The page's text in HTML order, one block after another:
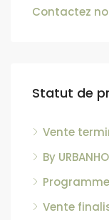
Contactez
Statut de
Vente
By
Vente